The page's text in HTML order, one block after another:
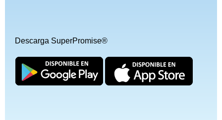
Descarga SuperPromise®